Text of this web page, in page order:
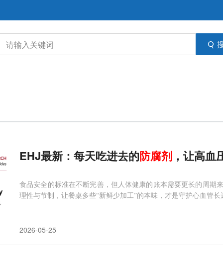
EHJ最新：每天吃进去的防腐剂 ，让高
食品安全的标准在不断完善，但人体健康的账本需要更长的周期
理性与节制，让餐桌多些“新鲜少加工”的本味，才是守护心血管
2026-05-25